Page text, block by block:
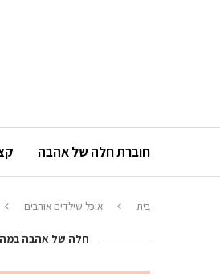
חוברת חלה של אהבה
בית אוכל שילדים אוהבים
חלה של אהבה